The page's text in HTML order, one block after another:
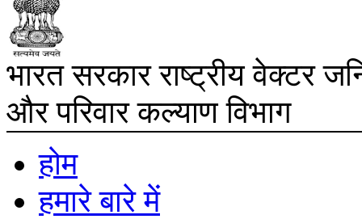
भारत सरकार राष्ट्रीय वेक्टर
और परिवार कल्‍याण विभाग
होम
हमारे बारे में